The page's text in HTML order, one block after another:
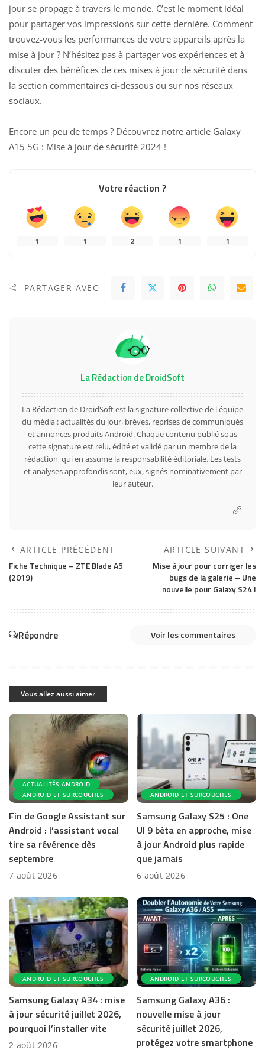
jour se propage à travers le monde. C’est le moment idéal
pour partager vos impressions sur cette dernière. Comment
trouvez-vous les performances de votre appareils après la
mise à jour ? N’hésitez pas à partager vos expériences et à
discuter des bénéfices de ces mises à jour de sécurité dans
la section commentaires ci-dessous ou sur nos réseaux
sociaux.
Encore un peu de temps ? Découvrez notre article Galaxy
A15 5G : Mise à jour de sécurité 2024 !
Votre réaction ?
1 1 2 1 1
PARTAGER AVEC
La Rédaction de DroidSoft
La Rédaction de DroidSoft est la signature collective de l'équipe
du média : actualités du jour, brèves, reprises de communiqués
et annonces produits Android. Chaque contenu publié sous
cette signature est relu, édité et validé par un membre de la
rédaction, qui en assume la responsabilité éditoriale. Les tests
et analyses approfondis sont, eux, signés nominativement par
leur auteur.
ARTICLE PRÉCÉDENT
Fiche Technique – ZTE Blade A5
(2019)
ARTICLE SUIVANT
Mise à jour pour corriger les
bugs de la galerie – Une
nouvelle pour Galaxy S24 !
Répondre Voir les commentaires
Vous allez aussi aimer
ACTUALITÉS ANDROID
ANDROID ET SURCOUCHES
Fin de Google Assistant sur
Android : l’assistant vocal
tire sa révérence dès
septembre
7 août 2026
ANDROID ET SURCOUCHES
Samsung Galaxy S25 : One
UI 9 bêta en approche, mise
à jour Android plus rapide
que jamais
6 août 2026
ANDROID ET SURCOUCHES
Samsung Galaxy A34 : mise
à jour sécurité juillet 2026,
pourquoi l’installer vite
2 août 2026
ANDROID ET SURCOUCHES
Samsung Galaxy A36 :
nouvelle mise à jour
sécurité juillet 2026,
protégez votre smartphone